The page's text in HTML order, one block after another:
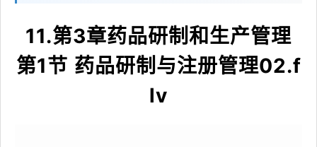
11.第3章药品研制和生产管理
第1节 药品研制与注册管理02.f
lv